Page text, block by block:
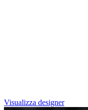
Visualizza designer